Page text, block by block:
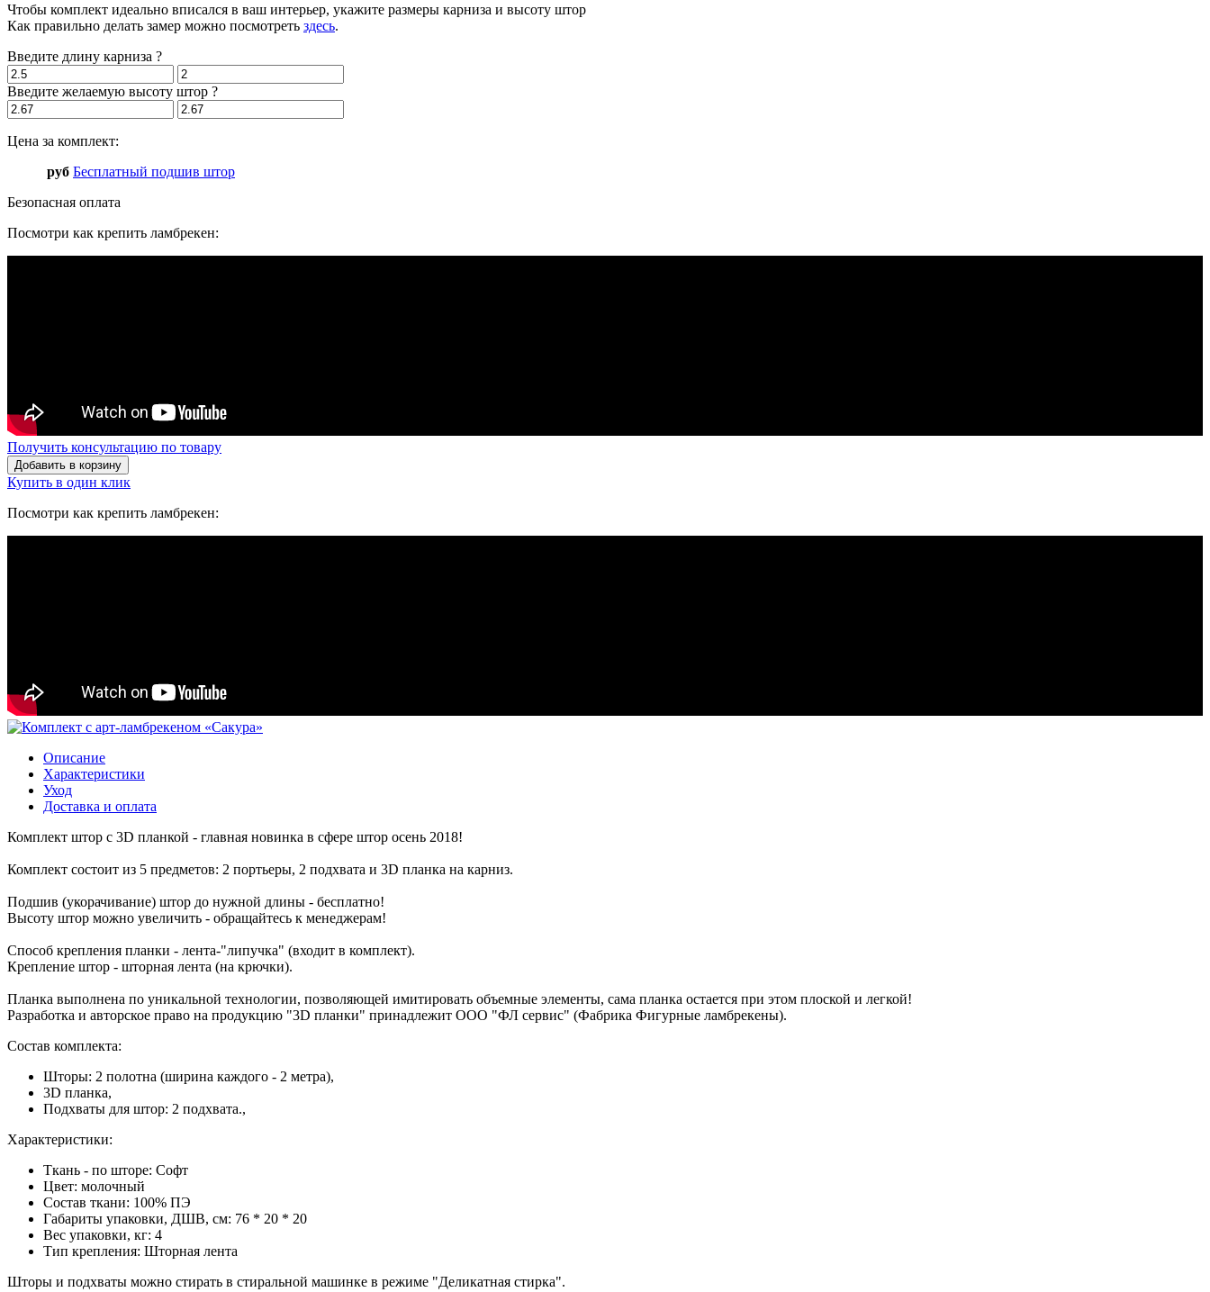
Чтобы комплект идеально вписался в ваш интерьер, укажите размеры карниза и высоту штор
Как правильно делать замер можно посмотреть здесь.
Введите длину карниза ?
Введите желаемую высоту штор ?
Цена за комплект:
руб Бесплатный подшив штор
Безопасная оплата
Посмотри как крепить ламбрекен:
Получить консультацию по товару
Добавить в корзину
Купить в один клик
Посмотри как крепить ламбрекен:
Описание
Характеристики
Уход
Доставка и оплата
Комплект штор с 3D планкой - главная новинка в сфере штор осень 2018!
Комплект состоит из 5 предметов: 2 портьеры, 2 подхвата и 3D планка на карниз.
Подшив (укорачивание) штор до нужной длины - бесплатно!
Высоту штор можно увеличить - обращайтесь к менеджерам!
Способ крепления планки - лента-"липучка" (входит в комплект).
Крепление штор - шторная лента (на крючки).
Планка выполнена по уникальной технологии, позволяющей имитировать объемные элементы, сама планка остается при этом плоской и легкой!
Разработка и авторское право на продукцию "3D планки" принадлежит ООО "ФЛ сервис" (Фабрика Фигурные ламбрекены).
Состав комплекта:
Шторы: 2 полотна (ширина каждого - 2 метра),
3D планка,
Подхваты для штор: 2 подхвата.,
Характеристики:
Ткань - по шторе: Софт
Цвет: молочный
Состав ткани: 100% ПЭ
Габариты упаковки, ДШВ, см: 76 * 20 * 20
Вес упаковки, кг: 4
Тип крепления: Шторная лента
Шторы и подхваты можно стирать в стиральной машинке в режиме "Деликатная стирка".